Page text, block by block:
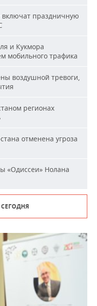
праздничную
и Кукмора
мобильного трафика
воздушной тревоги,
регионах
отменена угроза
«Одиссеи» Нолана